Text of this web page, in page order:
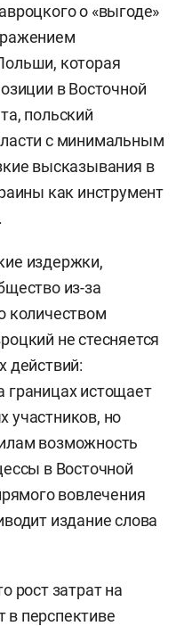
о «выгоде»
которая
в Восточной
польский
с минимальным
высказывания в
как инструмент
издержки,
из-за
количеством
не стесняется
действий:
границах истощает
участников, но
возможность
в Восточной
вовлечения
издание слова
рост затрат на
перспективе